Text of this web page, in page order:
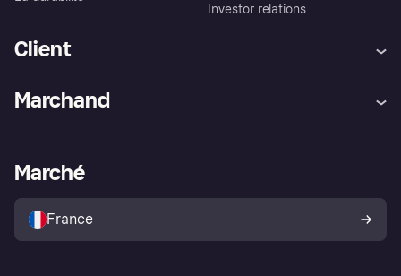
Investor relations
Client
Explorez les magasins
Politique de protection de
l’acheteur Klarna
Marchand
Portail Marchand
Marché
France